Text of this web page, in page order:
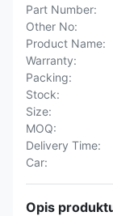
Part Number:
Other No:
Product Name:
Warranty:
Packing:
Stock:
Size:
MOQ:
Delivery Time:
Car:
Opis